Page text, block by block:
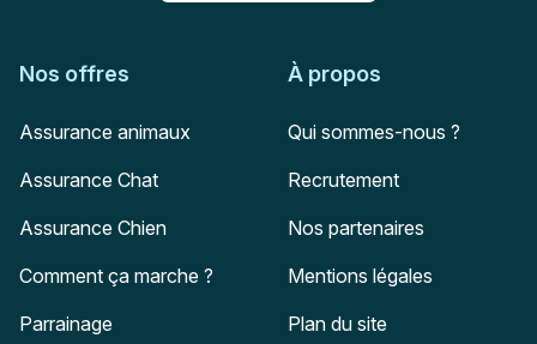
Nos offres
Assurance animaux
Assurance Chat
Assurance Chien
Comment ça marche ?
Parrainage
À propos
Qui sommes-nous ?
Recrutement
Nos partenaires
Mentions légales
Plan du site